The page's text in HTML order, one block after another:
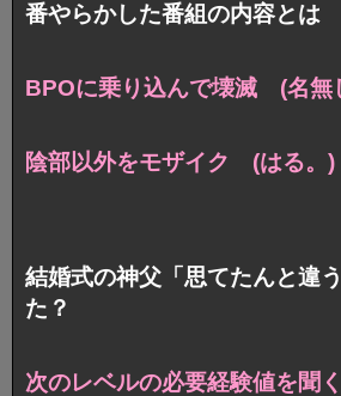
番やらかした番組の内容とは
BPOに乗り込んで壊滅 (名無
陰部以外をモザイク (はる。)
結婚式の神父「思てたんと違
た？
次のレベルの必要経験値を聞